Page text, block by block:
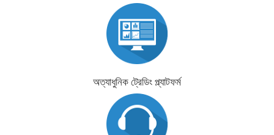
অত্যাধুনিক ট্রেডিং প্ল্যাটফর্ম